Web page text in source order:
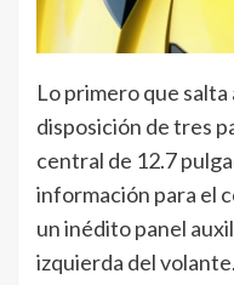
Lo primero que salta
disposición de tres
central de 12.7
información para el
un inédito panel
izquierda del volante.